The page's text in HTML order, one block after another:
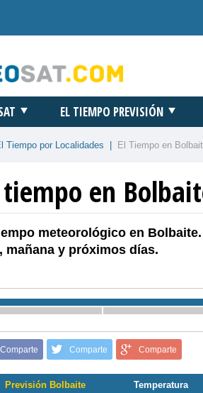
EL TIEMPO PREVISIÓN
Tiempo por Localidades El Tiempo en
tiempo en
meteorológico en
mañana y próximos días.
Comparte Comparte Comparte
Previsión Bolbaite Temperatura